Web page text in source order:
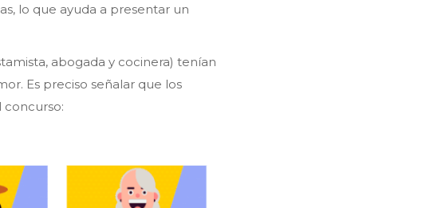
lo que ayuda a presentar un
abogada y cocinera) tenían
Es preciso señalar que los
concurso: